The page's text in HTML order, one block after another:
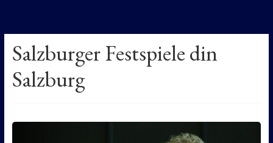
Salzburger Festspiele din
Salzburg